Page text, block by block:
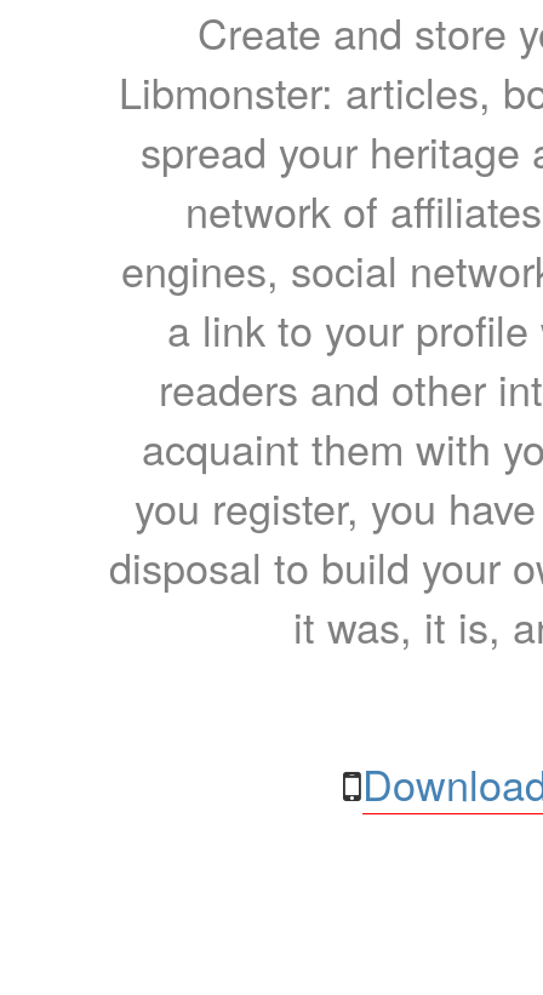
Create and store
Libmonster: articles,
spread your heritage
network of
engines, social
a link to your
readers and other
acquaint them with
you register, you
disposal to build your
it was, it is,